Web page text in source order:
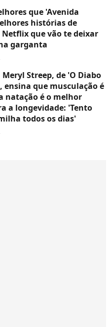
que 'Avenida
histórias de
que vão te deixar
garganta
Meryl Streep, de 'O Diabo
ensina que musculação é
natação é o melhor
a longevidade: 'Tento
todos os dias'